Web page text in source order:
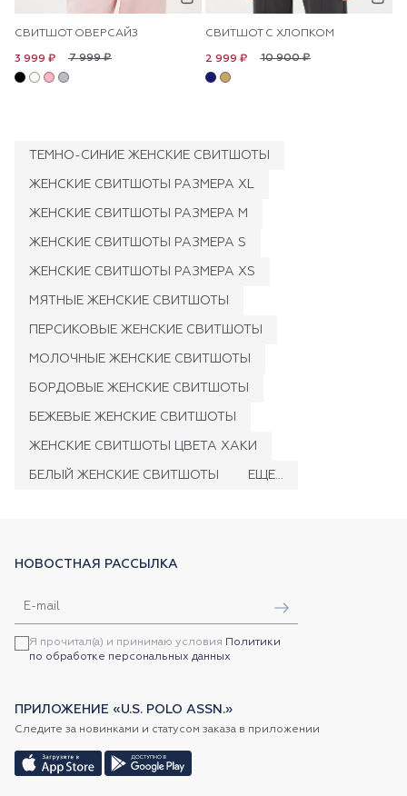
СВИТШОТ ОВЕРСАЙЗ
7 999 ₽
3 999 ₽
СВИТШОТ С ХЛОПКОМ
10 900 ₽
2 999 ₽
ТЕМНО-СИНИЕ ЖЕНСКИЕ СВИТШОТЫ
ЖЕНСКИЕ СВИТШОТЫ РАЗМЕРА XL
ЖЕНСКИЕ СВИТШОТЫ РАЗМЕРА M
ЖЕНСКИЕ СВИТШОТЫ РАЗМЕРА S
ЖЕНСКИЕ СВИТШОТЫ РАЗМЕРА XS
МЯТНЫЕ ЖЕНСКИЕ СВИТШОТЫ
ПЕРСИКОВЫЕ ЖЕНСКИЕ СВИТШОТЫ
МОЛОЧНЫЕ ЖЕНСКИЕ СВИТШОТЫ
БОРДОВЫЕ ЖЕНСКИЕ СВИТШОТЫ
БЕЖЕВЫЕ ЖЕНСКИЕ СВИТШОТЫ
ЖЕНСКИЕ СВИТШОТЫ ЦВЕТА ХАКИ
БЕЛЫЙ ЖЕНСКИЕ СВИТШОТЫ ЕЩЕ...
НОВОСТНАЯ РАССЫЛКА
Я прочитал(а) и принимаю условия Политики
по обработке персональных данных
ПРИЛОЖЕНИЕ «U.S. POLO ASSN.»
Следите за новинками и статусом заказа в приложении